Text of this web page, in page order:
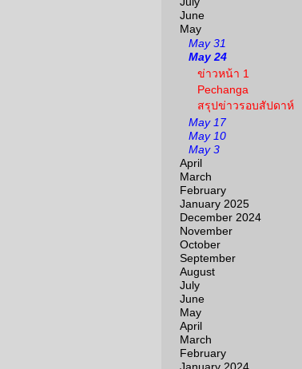
June
May
May 31
May 24
ข่าวหน้า 1
Pechanga
สรุปข่าวรอบสัปดาห์
May 17
May 10
May 3
April
March
February
January 2025
December 2024
November
October
September
August
July
June
May
April
March
February